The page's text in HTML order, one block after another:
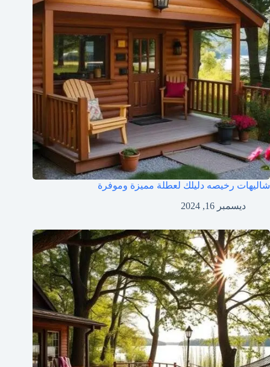
شاليهات رخيصه دليلك لعطلة مميزة وموفرة
ديسمبر 16, 2024